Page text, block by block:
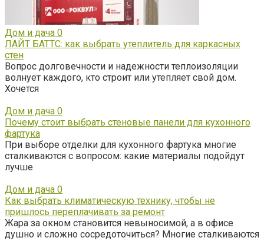
Дом и дача 0
ЛАЙТ БАТТС: как выбрать утеплитель для каркасных
стен
Вопрос долговечности и надежности теплоизоляции
волнует каждого, кто строит или утепляет свой дом.
Хочется
Дом и дача 0
Почему стоит выбрать стеновые панели для кухонного
фартука
При выборе отделки для кухонного фартука многие
сталкиваются с вопросом: какие материалы подойдут
лучше
Дом и дача 0
Как выбрать климатическую технику, чтобы не
пришлось переплачивать за ремонт
Жара за окном становится невыносимой, а в офисе
душно и сложно сосредоточиться? Многие сталкиваются